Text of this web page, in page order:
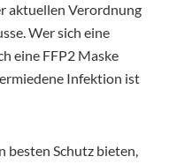
aktuellen Verordnung
Wer sich eine
eine FFP2 Maske
Infektion ist
besten Schutz bieten,